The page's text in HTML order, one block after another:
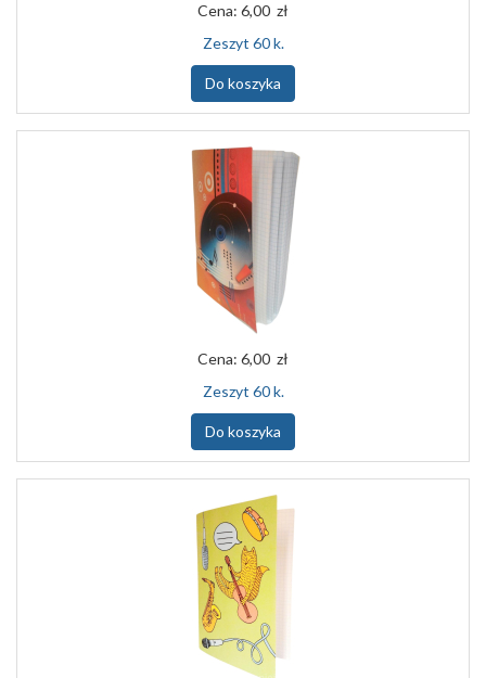
Cena: 6,00 zł
Zeszyt 60 k.
Do koszyka
Cena: 6,00 zł
Zeszyt 60 k.
Do koszyka